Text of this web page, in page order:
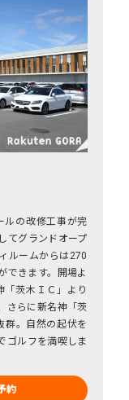
ルの改修工事が完
てグランドオープ
ルームからは270
できます。開場よ
「茨木ＩＣ」より
さらに新名神「茨
群。自然の起伏を
ゴルフを満喫しま
約